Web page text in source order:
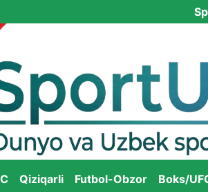
Qiziqarli Futbol-Obzor Boks/